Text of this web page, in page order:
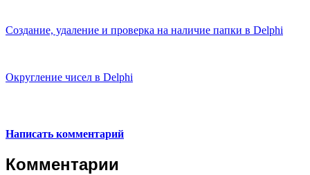
Создание, удаление и проверка на наличие папки в Delphi
Округление чисел в Delphi
Написать комментарий
Комментарии